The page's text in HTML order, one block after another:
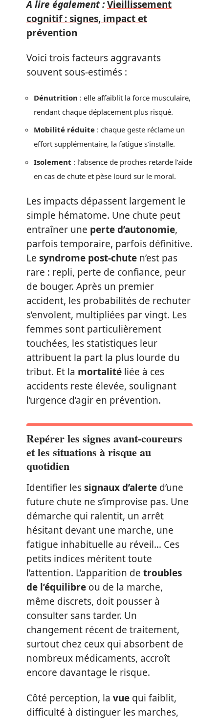
A lire également :Vieillissement
cognitif : signes, impact et
prévention
Voici trois facteurs aggravants
souvent sous-estimés :
Dénutrition : elle affaiblit la force musculaire,
rendant chaque déplacement plus risqué.
Mobilité réduite : chaque geste réclame un
effort supplémentaire, la fatigue s’installe.
Isolement : l’absence de proches retarde l’aide
en cas de chute et pèse lourd sur le moral.
Les impacts dépassent largement le
simple hématome. Une chute peut
entraîner une perte d’autonomie,
parfois temporaire, parfois définitive.
Le syndrome post-chute n’est pas
rare : repli, perte de confiance, peur
de bouger. Après un premier
accident, les probabilités de rechuter
s’envolent, multipliées par vingt. Les
femmes sont particulièrement
touchées, les statistiques leur
attribuent la part la plus lourde du
tribut. Et la mortalité liée à ces
accidents reste élevée, soulignant
l’urgence d’agir en prévention.
Repérer les signes avant-coureurs
et les situations à risque au
quotidien
Identifier lessignaux d’alerte d’une
future chute ne s’improvise pas. Une
démarche qui ralentit, un arrêt
hésitant devant une marche, une
fatigue inhabituelle au réveil… Ces
petits indices méritent toute
l’attention. L’apparition de troubles
de l’équilibre ou de la marche,
même discrets, doit pousser à
consulter sans tarder. Un
changement récent de traitement,
surtout chez ceux qui absorbent de
nombreux médicaments, accroît
encore davantage le risque.
Côté perception, la vue qui faiblit,
difficulté à distinguer les marches,